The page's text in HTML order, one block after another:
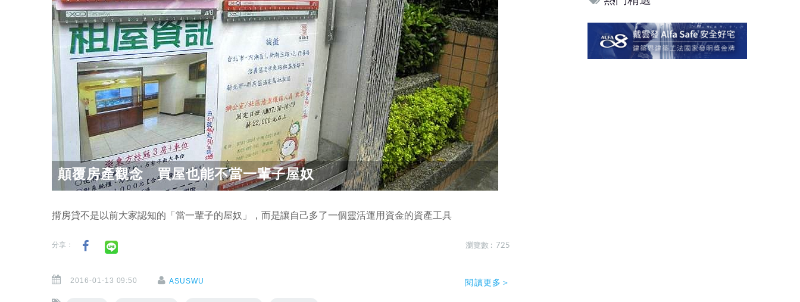
顛覆房產觀念 買屋也能不當一輩子屋奴
揹房貸不是以前大家認知的「當一輩子的屋奴」，而是讓自己多了一個靈活運用資金的資產工具
分享： 瀏覽數 : 725
2016-01-13 09:50 ASUSWU 閱讀更多＞